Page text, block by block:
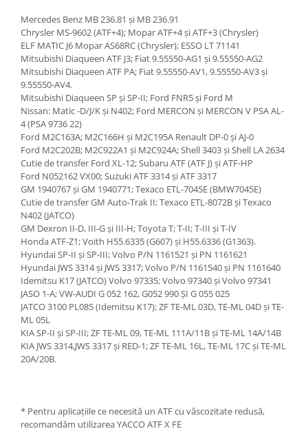
Mercedes Benz MB 236.81 și MB 236.91
Chrysler MS-9602 (ATF+4); Mopar ATF+4 și ATF+3 (Chrysler)
ELF MATIC J6 Mopar AS68RC (Chrysler); ESSO LT 71141
Mitsubishi Diaqueen ATF J3; Fiat 9.55550-AG1 și 9.55550-AG2
Mitsubishi Diaqueen ATF PA; Fiat 9.55550-AV1, 9.55550-AV3 și
9.55550-AV4.
Mitsubishi Diaqueen SP și SP-II; Ford FNR5 și Ford M
Nissan: Matic -D/J/K și N402; Ford MERCON și MERCON V PSA AL-
4 (PSA 9736 22)
Ford M2C163A; M2C166H și M2C195A Renault DP-0 și AJ-0
Ford M2C202B; M2C922A1 și M2C924A; Shell 3403 și Shell LA 2634
Cutie de transfer Ford XL-12; Subaru ATF (ATF J) și ATF-HP
Ford N052162 VX00; Suzuki ATF 3314 și ATF 3317
GM 1940767 și GM 1940771; Texaco ETL-7045E (BMW7045E)
Cutie de transfer GM Auto-Trak II; Texaco ETL-8072B și Texaco
N402 (JATCO)
GM Dexron II-D, III-G și III-H; Toyota T; T-II; T-III și T-IV
Honda ATF-Z1; Voith H55.6335 (G607) și H55.6336 (G1363).
Hyundai SP-II și SP-III; Volvo P/N 1161521 și PN 1161621
Hyundai JWS 3314 și JWS 3317; Volvo P/N 1161540 și PN 1161640
Idemitsu K17 (JATCO) Volvo 97335; Volvo 97340 și Volvo 97341
JASO 1-A; VW-AUDI G 052 162, G052 990 ȘI G 055 025
JATCO 3100 PL085 (Idemitsu K17); ZF TE-ML 03D, TE-ML 04D și TE-
ML 05L
KIA SP-II și SP-III; ZF TE-ML 09, TE-ML 111A/11B și TE-ML 14A/14B
KIA JWS 3314,JWS 3317 și RED-1; ZF TE-ML 16L, TE-ML 17C și TE-ML
20A/20B.
* Pentru aplicațiile ce necesită un ATF cu vâscozitate redusă,
recomandăm utilizarea YACCO ATF X FE